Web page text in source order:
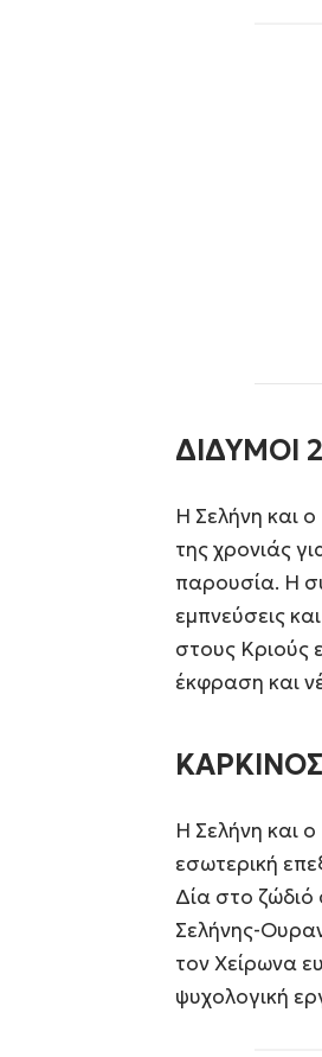
ΔΙΔΥΜΟΙ
Η Σελήνη και
της χρονιάς
παρουσία. Η
εμπνεύσεις
στους Κριούς
έκφραση και
Η Σελήνη και
εσωτερική
Δία στο ζώδιό
Σελήνης-
τον Χείρωνα
ψυχολογική